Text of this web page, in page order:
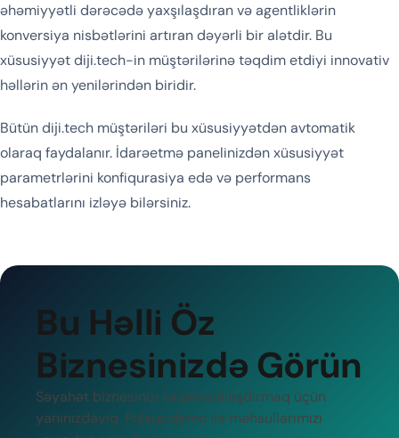
əhəmiyyətli dərəcədə yaxşılaşdıran və agentliklərin
konversiya nisbətlərini artıran dəyərli bir alətdir. Bu
xüsusiyyət diji.tech-in müştərilərinə təqdim etdiyi innovativ
həllərin ən yenilərindən biridir.
Bütün diji.tech müştəriləri bu xüsusiyyətdən avtomatik
olaraq faydalanır. İdarəetmə panelinizdən xüsusiyyət
parametrlərini konfiqurasiya edə və performans
hesabatlarını izləyə bilərsiniz.
Bu Həlli Öz
Biznesinizdə Görün
Səyahət biznesinizi rəqəmsallaşdırmaq üçün
yanınızdayıq. Pulsuz demo ilə məhsullarımızı